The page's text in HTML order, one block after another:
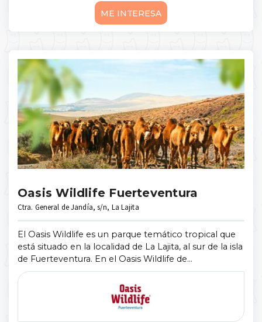
ME INTERESA
Oasis Wildlife Fuerteventura
Ctra. General de Jandía, s/n, La Lajita
El Oasis Wildlife es un parque temático tropical que
está situado en la localidad de La Lajita, al sur de la isla
de Fuerteventura. En el Oasis Wildlife de
Fuerteventura encontraremos un espacio abierto
donde veremos la mayor rese ...